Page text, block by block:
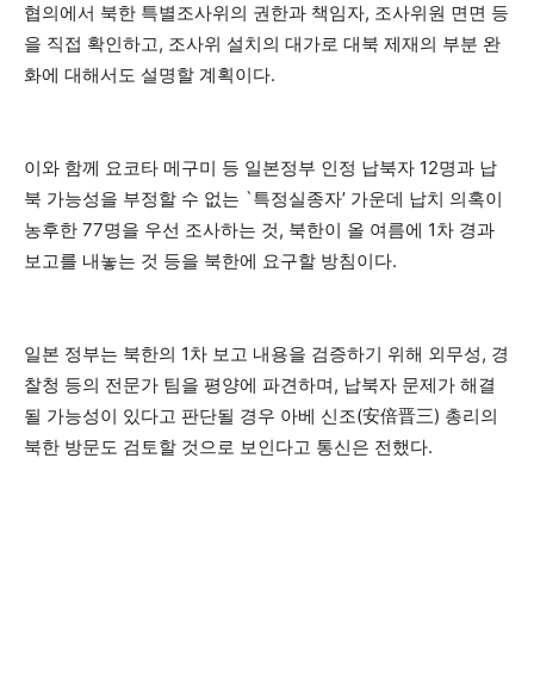
협의에서 북한 특별조사위의 권한과 책임자, 조사위원 면면 등
을 직접 확인하고, 조사위 설치의 대가로 대북 제재의 부분 완
화에 대해서도 설명할 계획이다.
이와 함께 요코타 메구미 등 일본정부 인정 납북자 12명과 납
북 가능성을 부정할 수 없는 `특정실종자’ 가운데 납치 의혹이
농후한 77명을 우선 조사하는 것, 북한이 올 여름에 1차 경과
보고를 내놓는 것 등을 북한에 요구할 방침이다.
일본 정부는 북한의 1차 보고 내용을 검증하기 위해 외무성, 경
찰청 등의 전문가 팀을 평양에 파견하며, 납북자 문제가 해결
될 가능성이 있다고 판단될 경우 아베 신조(安倍晋三) 총리의
북한 방문도 검토할 것으로 보인다고 통신은 전했다.